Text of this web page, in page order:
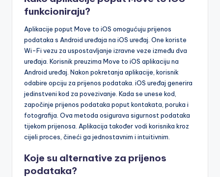
funkcioniraju?
Aplikacije poput Move to iOS omogućuju prijenos
podataka s Android uređaja na iOS uređaj. One koriste
Wi-Fi vezu za uspostavljanje izravne veze između dva
uređaja. Korisnik preuzima Move to iOS aplikaciju na
Android uređaj. Nakon pokretanja aplikacije, korisnik
odabire opciju za prijenos podataka. iOS uređaj generira
jedinstveni kod za povezivanje. Kada se unese kod,
započinje prijenos podataka poput kontakata, poruka i
fotografija. Ova metoda osigurava sigurnost podataka
tijekom prijenosa. Aplikacija također vodi korisnika kroz
cijeli proces, čineći ga jednostavnim i intuitivnim.
Koje su alternative za prijenos
podataka?